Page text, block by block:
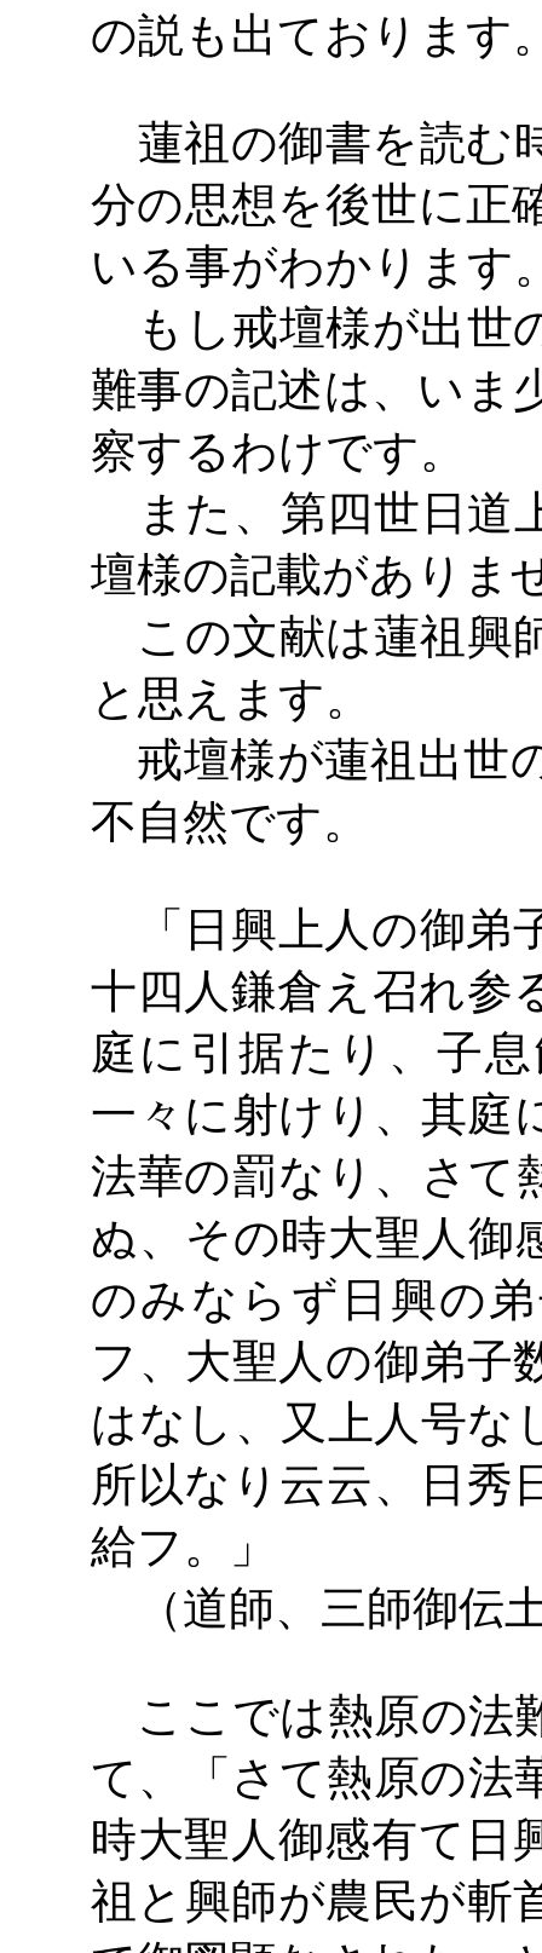
の説も出ております
蓮祖の御書を読む
分の思想を後世に正
いる事がわかります
もし戒壇様が出世
難事の記述は、いま
察するわけです。
また、第四世日道
壇様の記載がありま
この文献は蓮祖興
と思えます。
戒壇様が蓮祖出世
不自然です。
「日興上人の御弟
十四人鎌倉え召れ参
庭に引据たり、子
一々に射けり、其庭
法華の罰なり、さて
ぬ、その時大聖人御
のみならず日興の
フ、大聖人の御弟子
はなし、又上人号な
所以なり云云、日秀
給フ。」
（道師、三師御伝
ここでは熱原の法
て、「さて熱原の法
時大聖人御感有て日
祖と興師が農民が斬